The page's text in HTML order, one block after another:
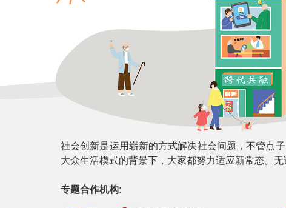
社会创新是运用崭新的方式解决社会问题，不管点
大众生活模式的背景下，大家都努力适应新常态。
专题合作机构: